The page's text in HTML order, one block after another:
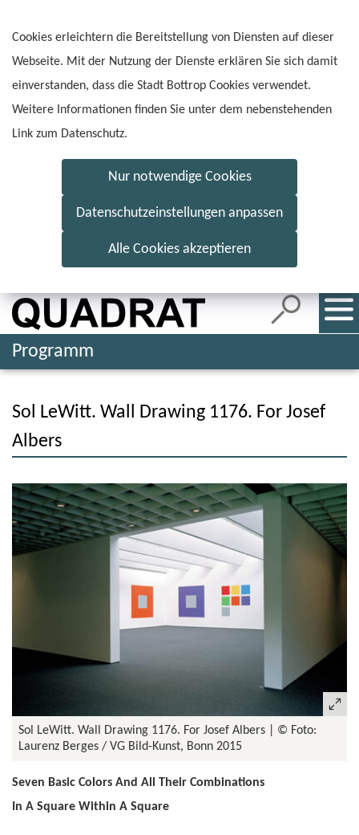
Cookies erleichtern die Bereitstellung von Diensten auf dieser
Webseite. Mit der Nutzung der Dienste erklären Sie sich damit
einverstanden, dass die Stadt Bottrop Cookies verwendet.
Weitere Informationen finden Sie unter dem nebenstehenden
Link zum Datenschutz.
Nur notwendige Cookies
Datenschutzeinstellungen anpassen
Alle Cookies akzeptieren
Programm
Sol LeWitt. Wall Drawing 1176. For Josef
Albers
Sol LeWitt. Wall Drawing 1176. For Josef Albers
© Foto:
Laurenz Berges / VG Bild-Kunst, Bonn 2015
Seven Basic Colors And All Their Combinations
In A Square Within A Square